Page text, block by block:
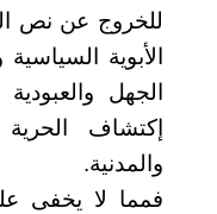
للخروج عن نص
الأبوية
الجهل
إكتشاف
والمدنية.
فمما لا يخفى